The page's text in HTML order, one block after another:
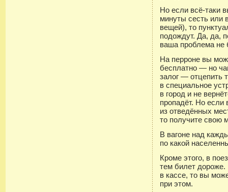
Но если всё-таки
минуты сесть или
вещей), то
подождут. Да, да,
ваша проблема не
На перроне вы
бесплатно — но
залог — отцепить
в специальное
в город и не
пропадёт. Но если
из отведённых
то получите свою
В вагоне над
по какой
Кроме этого, в
тем билет
в кассе, то вы
при этом.